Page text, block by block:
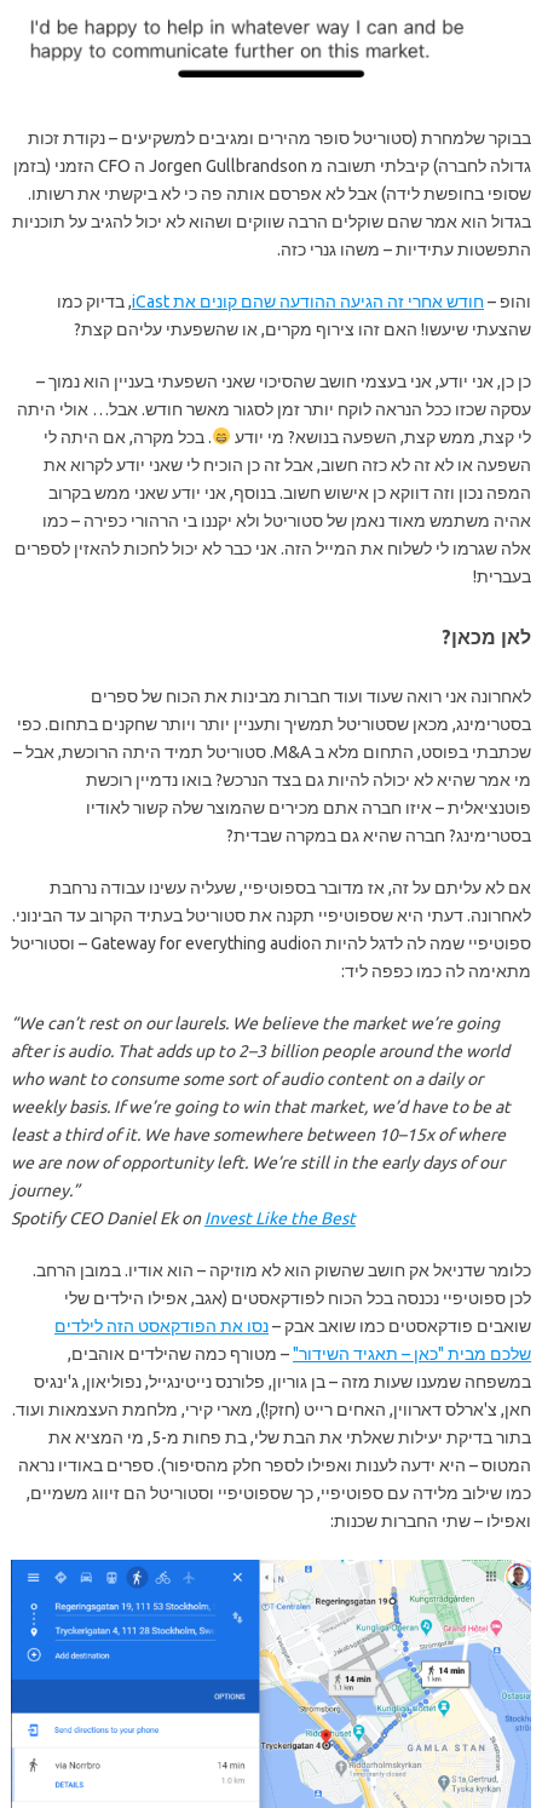
בבוקר שלמחרת (סטוריטל סופר מהירים ומגיבים למשקיעים – נקודת זכות
גדולה לחברה) קיבלתי תשובה מ Jorgen Gullbrandson ה CFO הזמני (בזמן
שסופי בחופשת לידה) אבל לא אפרסם אותה פה כי לא ביקשתי את רשותו.
בגדול הוא אמר שהם שוקלים הרבה שווקים ושהוא לא יכול להגיב על תוכניות
התפשטות עתידיות – משהו גנרי כזה.
והופ –חודש אחרי זה הגיעה ההודעה שהם קונים את iCast
, בדיוק כמו
שהצעתי שיעשו! האם זהו צירוף מקרים, או שהשפעתי עליהם קצת?
כן כן, אני יודע, אני בעצמי חושב שהסיכוי שאני השפעתי בעניין הוא נמוך –
עסקה שכזו ככל הנראה לוקח יותר זמן לסגור מאשר חודש. אבל… אולי היתה
לי קצת, ממש קצת, השפעה בנושא? מי יודע
. בכל מקרה, אם היתה לי
השפעה או לא זה לא כזה חשוב, אבל זה כן הוכיח לי שאני יודע לקרוא את
המפה נכון וזה דווקא כן אישוש חשוב. בנוסף, אני יודע שאני ממש בקרוב
אהיה משתמש מאוד נאמן של סטוריטל ולא יקננו בי הרהורי כפירה – כמו
אלה שגרמו לי לשלוח את המייל הזה. אני כבר לא יכול לחכות להאזין לספרים
בעברית!
לאן מכאן?
לאחרונה אני רואה שעוד ועוד חברות מבינות את הכוח של ספרים
בסטרימינג, מכאן שסטוריטל תמשיך ותעניין יותר ויותר שחקנים בתחום. כפי
שכתבתי בפוסט, התחום מלא ב M&A. סטוריטל תמיד היתה הרוכשת, אבל –
מי אמר שהיא לא יכולה להיות גם בצד הנרכש? בואו נדמיין רוכשת
פוטנציאלית – איזו חברה אתם מכירים שהמוצר שלה קשור לאודיו
בסטרימינג? חברה שהיא גם במקרה שבדית?
אם לא עליתם על זה, אז מדובר בספוטיפיי, שעליה עשינו עבודה נרחבת
לאחרונה. דעתי היא שספוטיפיי תקנה את סטוריטל בעתיד הקרוב עד הבינוני.
ספוטיפיי שמה לה לדגל להיות הGateway for everything audio – וסטוריטל
מתאימה לה כמו כפפה ליד:
“We can’t rest on our laurels. We believe the market we’re going
after is audio. That adds up to 2–3 billion people around the world
who want to consume some sort of audio content on a daily or
weekly basis. If we’re going to win that market, we’d have to be at
least a third of it. We have somewhere between 10–15x of where
we are now of opportunity left. We’re still in the early days of our
journey.”
Spotify CEO Daniel Ek onInvest Like the Best
כלומר שדניאל אק חושב שהשוק הוא לא מוזיקה – הוא אודיו. במובן הרחב.
לכן ספוטיפיי נכנסה בכל הכוח לפודקאסטים (אגב, אפילו הילדים שלי
שואבים פודקאסטים כמו שואב אבק –נסו את הפודקאסט הזה לילדים
שלכם מבית "כאן – תאגיד השידור"– מטורף כמה שהילדים אוהבים,
במשפחה שמענו שעות מזה – בן גוריון, פלורנס נייטינגייל, נפוליאון, ג'ינגיס
חאן, צ'ארלס דארווין, האחים רייט (חזק!), מארי קירי, מלחמת העצמאות ועוד.
בתור בדיקת יעילות שאלתי את הבת שלי, בת פחות מ-5, מי המציא את
המטוס – היא ידעה לענות ואפילו לספר חלק מהסיפור). ספרים באודיו נראה
כמו שילוב מלידה עם ספוטיפיי, כך שספוטיפיי וסטוריטל הם זיווג משמיים,
ואפילו – שתי החברות שכנות: